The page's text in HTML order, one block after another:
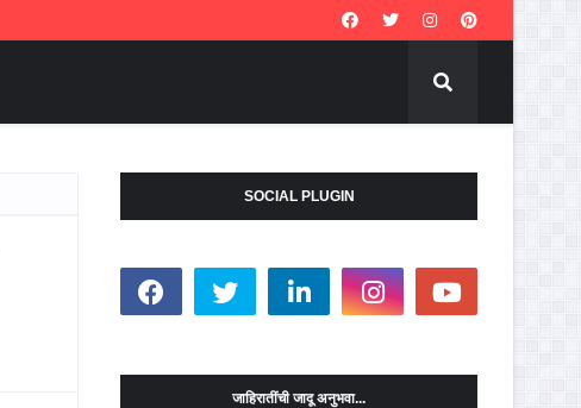
SOCIAL PLUGIN
जाहिरातींची जादू अनुभवा...